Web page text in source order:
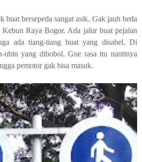
buat bersepeda sangat asik. Gak jauh beda
Kebun Raya Bogor. Ada jalur buat pejalan
ada tiang-tiang buat yang disabel. Di
ubin yang dibobol. Gue rasa itu nantinya
pemotor gak bisa masuk.